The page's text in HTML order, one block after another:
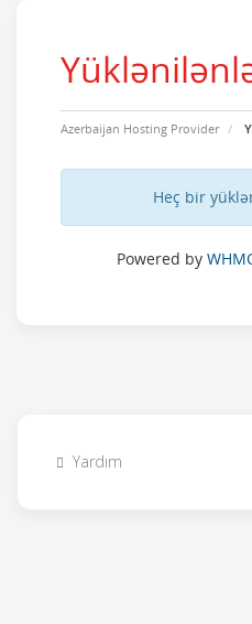
Azerbaijan Hosting Provider
Heç bir
Powered by
Yardım